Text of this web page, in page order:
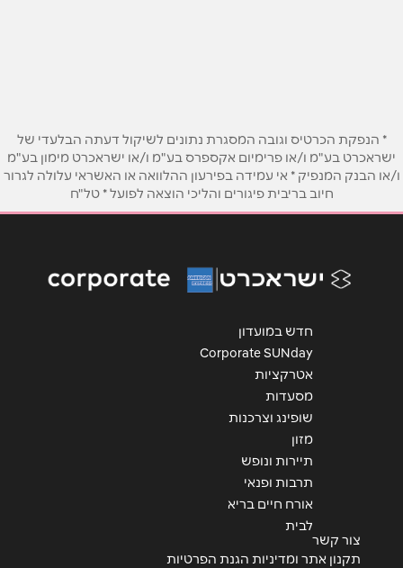
טלפון*
נושא *
הודעה*
* הנפקת הכרטיס וגובה המסגרת נתונים לשיקול דעתה הבלעדי של
ישראכרט בע"מ ו/או פרימיום אקספרס בע"מ ו/או ישראכרט מימון בע"מ
ו/או הבנק המנפיק * אי עמידה בפירעון ההלוואה או האשראי עלולה לגרור
חיוב בריבית פיגורים והליכי הוצאה לפועל * טל"ח
חדש במועדון
Corporate SUNday
אטרקציות
מסעדות
שופינג וצרכנות
מזון
תיירות ונופש
תרבות ופנאי
אורח חיים בריא
לבית
צור קשר
תקנון אתר ומדיניות הגנת הפרטיות